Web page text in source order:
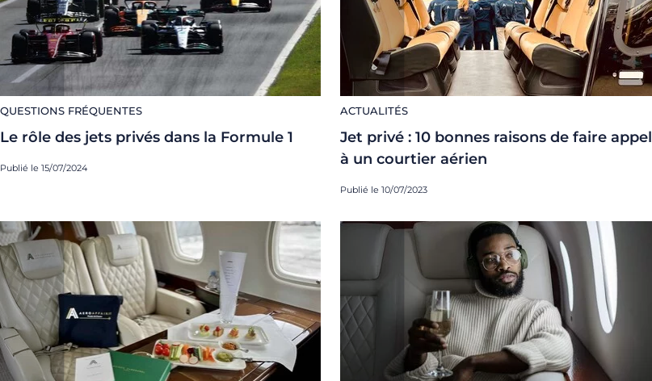
QUESTIONS FRÉQUENTES
Le rôle des jets privés dans la Formule 1
Publié le 15/07/2024
ACTUALITÉS
Jet privé : 10 bonnes raisons de faire appel
à un courtier aérien
Publié le 10/07/2023